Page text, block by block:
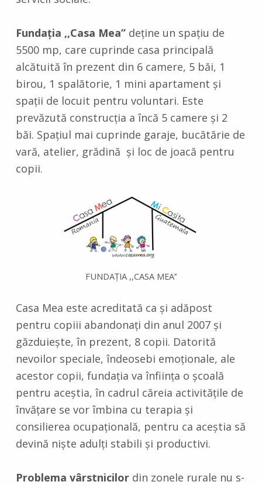
Fundaţia ,,Casa Mea’’deţine un spaţiu de
5500 mp, care cuprinde casa principală
alcătuită în prezent din 6 camere, 5 băi, 1
birou, 1 spalătorie, 1 mini apartament şi
spaţii de locuit pentru voluntari. Este
prevăzută construcţia a încă 5 camere şi 2
băi. Spaţiul mai cuprinde garaje, bucătărie de
vară, atelier, grădină şi loc de joacă pentru
copii.
FUNDAŢIA ,,CASA MEA’’
Casa Mea este acreditată ca şi adăpost
pentru copiii abandonaţi din anul 2007 şi
găzduieşte, în prezent, 8 copii. Datorită
nevoilor speciale, îndeosebi emoţionale, ale
acestor copii, fundaţia va înfiinţa o şcoală
pentru aceştia, în cadrul căreia activităţile de
învăţare se vor îmbina cu terapia şi
consilierea ocupaţională, pentru ca aceştia să
devină nişte adulţi stabili şi productivi.
Problema vârstnicilordin zonele rurale nu s-